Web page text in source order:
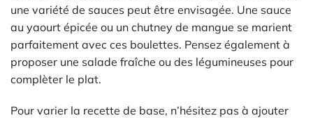
une variété de sauces peut être envisagée. Une sauce
au yaourt épicée ou un chutney de mangue se marient
parfaitement avec ces boulettes. Pensez également à
proposer une salade fraîche ou des légumineuses pour
complèter le plat.
Pour varier la recette de base, n’hésitez pas à ajouter